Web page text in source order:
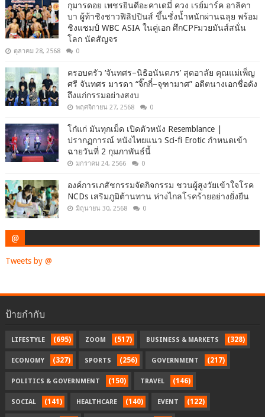
กุมารดอย เพชรยินดีอะคาเดมี่ ควง เรย์มาร์ค อาลิคา
บา ผู้ท้าชิงชาวฟิลิปปินส์ ขึ้นชั่งน้ำหนักผ่านฉลุย พร้อม
ชิงแชมป์ WBC ASIA ในคู่เอก ศึกCPFมวยมันส์สนั่น
โลก นัดสัญจร
ตุลาคม 28, 2568 0
ครอบครัว ‘จันทศร–นิธิอนันตภร’ สุดอาลัย คุณแม่เพ็ญ
ศรี จันทศร มารดา “จิ๊กกี๋–จุฑามาศ” อดีตนางเอกชื่อดัง
ถึงแก่กรรมอย่างสงบ
พฤศจิกายน 27, 2568 0
โก๋แก่ มันทุกเม็ด เปิดตัวหนัง Resemblance |
ปรากฏการณ์ หนังไทยแนว Sci-fi Erotic กำหนดเข้า
ฉายวันที่ 2 กุมภาพันธ์นี้
มกราคม 24, 2566 0
องค์การเภสัชกรรมจัดกิจกรรม ชวนผู้สูงวัยเข้าใจโรค
NCDs เสริมภูมิต้านทาน ห่างไกลโรคร้ายอย่างยั่งยืน
มิถุนายน 30, 2568 0
@
Tweets by @
ป้ายกำกับ
LIFESTYLE (695) ZOOM (517) BUSINESS & MARKETS (328)
ECONOMY (327) SPORTS (256) GOVERNMENT (217)
POLITICS & GOVERNMENT (150) TRAVEL (146)
SOCIAL (141) HEALTHCARE (140) EVENT (122)